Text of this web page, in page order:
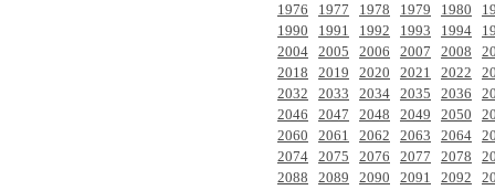
1976
1977 1978 1979 1980
1990
1991 1992 1993 1994
2004 2005 2006 2007 2008
2018
2019 2020 2021 2022
2032
2033 2034 2035 2036
2046
2047 2048 2049 2050
2060
2061 2062 2063 2064
2074 2075 2076 2077 2078
2088
2089 2090 2091 2092